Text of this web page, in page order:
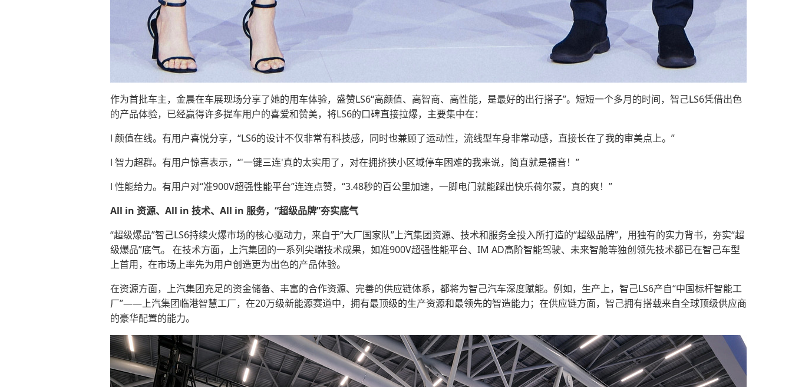
作为首批车主，金晨在车展现场分享了她的用车体验，盛赞LS6“高颜值、高智商、高性能，是最好的出行搭子”。短短一个多月的时间，智己LS6凭借出色
的产品体验，已经赢得许多提车用户的喜爱和赞美，将LS6的口碑直接拉爆，主要集中在：
l 颜值在线。有用户喜悦分享，“LS6的设计不仅非常有科技感，同时也兼顾了运动性，流线型车身非常动感，直接长在了我的审美点上。”
l 智力超群。有用户惊喜表示，“'一键三连'真的太实用了，对在拥挤狭小区域停车困难的我来说，简直就是福音！”
l 性能给力。有用户对“准900V超强性能平台”连连点赞，“3.48秒的百公里加速，一脚电门就能踩出快乐荷尔蒙，真的爽！”
All in 资源、All in 技术、All in 服务，“超级品牌”夯实底气
“超级爆品”智己LS6持续火爆市场的核心驱动力，来自于“大厂国家队”上汽集团资源、技术和服务全投入所打造的“超级品牌”，用独有的实力背书，夯实“超
级爆品”底气。 在技术方面，上汽集团的一系列尖端技术成果，如准900V超强性能平台、IM AD高阶智能驾驶、未来智舱等独创领先技术都已在智己车型
上首用，在市场上率先为用户创造更为出色的产品体验。
在资源方面，上汽集团充足的资金储备、丰富的合作资源、完善的供应链体系，都将为智己汽车深度赋能。例如，生产上，智己LS6产自“中国标杆智能工
厂”——上汽集团临港智慧工厂，在20万级新能源赛道中，拥有最顶级的生产资源和最领先的智造能力；在供应链方面，智己拥有搭载来自全球顶级供应商
的豪华配置的能力。